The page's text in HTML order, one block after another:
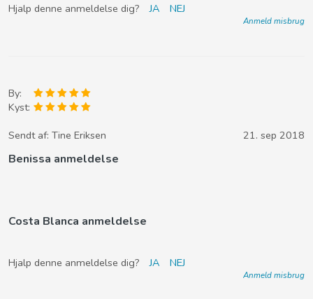
Hjalp denne anmeldelse dig? JA NEJ
Anmeld misbrug
By:
Kyst:
Sendt af: Tine Eriksen 21. sep 2018
Benissa anmeldelse
Costa Blanca anmeldelse
Hjalp denne anmeldelse dig? JA NEJ
Anmeld misbrug